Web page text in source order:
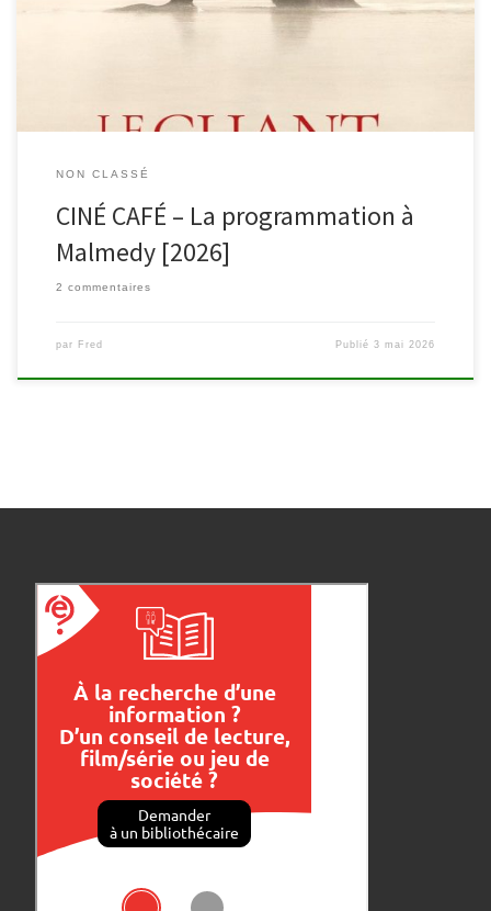
(quasi) tous les 4e jeudis du mois à 14h au cinéma Movie Mills pour
NON CLASSÉ
CINÉ CAFÉ – La programmation à
Malmedy [2026]
2 commentaires
par Fred Publié3 mai 2026